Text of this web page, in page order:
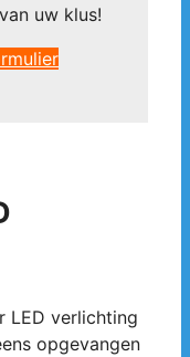
uw klus!
LED verlichting
opgevangen